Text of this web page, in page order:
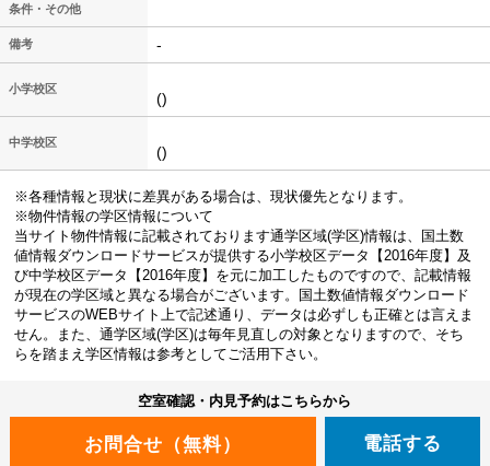
条件・その他
備考 -
小学校区
()
中学校区
()
※各種情報と現状に差異がある場合は、現状優先となります。
※物件情報の学区情報について
当サイト物件情報に記載されております通学区域(学区)情報は、国土数
値情報ダウンロードサービスが提供する小学校区データ【2016年度】及
び中学校区データ【2016年度】を元に加工したものですので、記載情報
が現在の学区域と異なる場合がございます。国土数値情報ダウンロード
サービスのWEBサイト上で記述通り、データは必ずしも正確とは言えま
せん。また、通学区域(学区)は毎年見直しの対象となりますので、そち
らを踏まえ学区情報は参考としてご活用下さい。
空室確認・内見予約はこちらから
電話する